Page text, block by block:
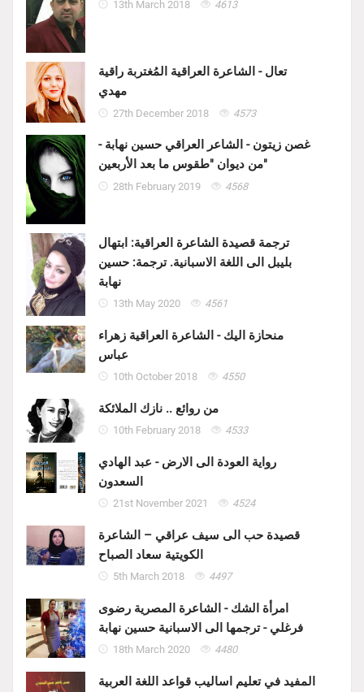
13th March 2018 4613
تعال - الشاعرة العراقية المُغتربة راقية
مهدي
27th December 2018 4573
غصن زيتون - الشاعر العراقي حسين نهابة -
من ديوان "طقوس ما بعد الأربعين"
28th February 2019 4568
ترجمة قصيدة الشاعرة العراقية: ابتهال
بليبل الى اللغة الاسبانية. ترجمة: حسين
نهابة
13th May 2020 4561
منحازة اليك - الشاعرة العراقية زهراء
عباس
10th October 2018 4550
من روائع .. نازك الملائكة
10th February 2018 4533
رواية العودة الى الارض - عبد الهادي
السعدون
21st November 2021 4524
قصيدة حب الى سيف عراقي – الشاعرة
الكويتية سعاد الصباح
5th March 2018 4497
امرأة الشك - الشاعرة المصرية رضوى
فرغلي - ترجمها الى الاسبانية حسين نهابة
18th March 2020 4480
المفيد في تعليم اساليب قواعد اللغة العربية